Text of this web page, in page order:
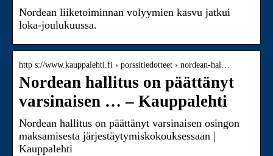
Nordean liiketoiminnan volyymien kasvu jatkui
loka-joulukuussa.
http s://www.kauppalehti.fi › porssitiedotteet › nordean-hal…
Nordean hallitus on päättänyt
varsinaisen … – Kauppalehti
Nordean hallitus on päättänyt varsinaisen osingon
maksamisesta järjestäytymiskokouksessaan |
Kauppalehti